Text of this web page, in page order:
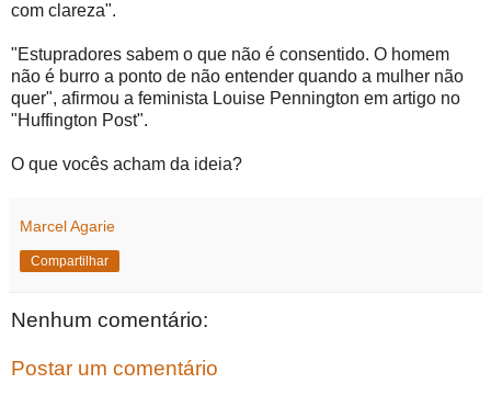
com clareza".
"Estupradores sabem o que não é consentido. O homem
não é burro a ponto de não entender quando a mulher não
quer", afirmou a feminista Louise Pennington em artigo no
"Huffington Post".
O que vocês acham da ideia?
Marcel Agarie
Compartilhar
Nenhum comentário:
Postar um comentário